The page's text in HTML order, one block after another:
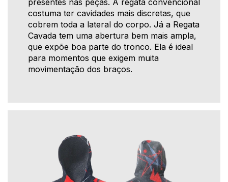
costuma ter cavidades mais discretas, que
cobrem toda a lateral do corpo. Já a Regata
Cavada tem uma abertura bem mais ampla,
que expõe boa parte do tronco. Ela é ideal
para momentos que exigem muita
movimentação dos braços.